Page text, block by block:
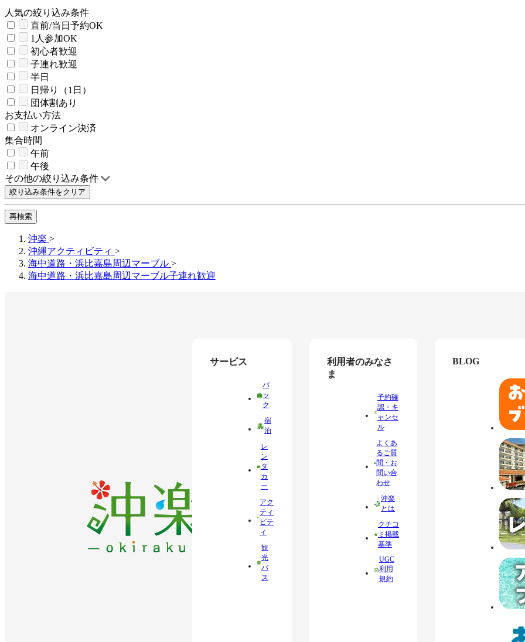
人気の絞り込み条件
直前/当日予約OK
1人参加OK
初心者歓迎
子連れ歓迎
半日
日帰り（1日）
団体割あり
お支払い方法
オンライン決済
集合時間
午前
午後
その他の絞り込み条件
絞り込み条件をクリア
再検索
沖楽 >
沖縄アクティビティ >
海中道路・浜比嘉島周辺マーブル >
海中道路・浜比嘉島周辺マーブル子連れ歓迎
サービス
パ
ッ
ク
宿
泊
レ
ン
タ
カ
ー
アク
ティ
ビテ
ィ
観
光
バ
ス
利用者のみなさ
ま
予約確
認・キ
ャンセ
ル
よくあ
るご質
問・お
問い合
わせ
沖楽
とは
クチコ
ミ掲載
基準
UGC
利用
規約
BLOG